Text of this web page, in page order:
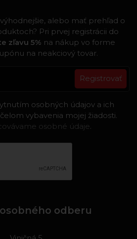
alebo mať prehľad o
Pri prvej registrácii do
zľavu 5% na nákup vo forme
na neakciový tovar.
Registrovať
osobných údajov a ich
vybavenia mojej žiadosti.
osobné údaje.
odberu